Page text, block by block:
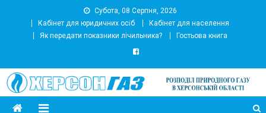
Субота, 08 Серпня, 2026
Кабінет для юридичних осіб
Кабінет для населення
Як передати показники лічильника?
Гостьова книга
АТ Херсонгаз
Підприємство з розподілу природного газу